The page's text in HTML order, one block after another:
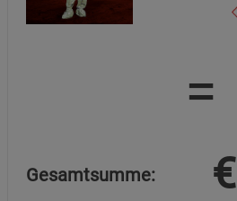
=
Gesamtsumme: €